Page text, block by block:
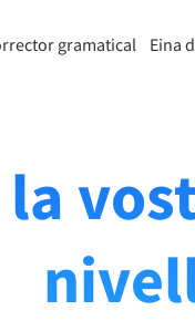
gramatical Eina
de reformulació